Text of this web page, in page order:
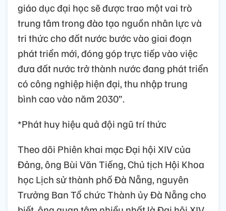
giáo dục đại học sẽ được trao một vai trò
trung tâm trong đào tạo nguồn nhân lực và
tri thức cho đất nước bước vào giai đoạn
phát triển mới, đóng góp trực tiếp vào việc
đưa đất nước trở thành nước đang phát triển
có công nghiệp hiện đại, thu nhập trung
bình cao vào năm 2030”.
*Phát huy hiệu quả đội ngũ trí thức
Theo dõi Phiên khai mạc Đại hội XIV của
Đảng, ông Bùi Văn Tiếng, Chủ tịch Hội Khoa
học Lịch sử thành phố Đà Nẵng, nguyên
Trưởng Ban Tổ chức Thành ủy Đà Nẵng cho